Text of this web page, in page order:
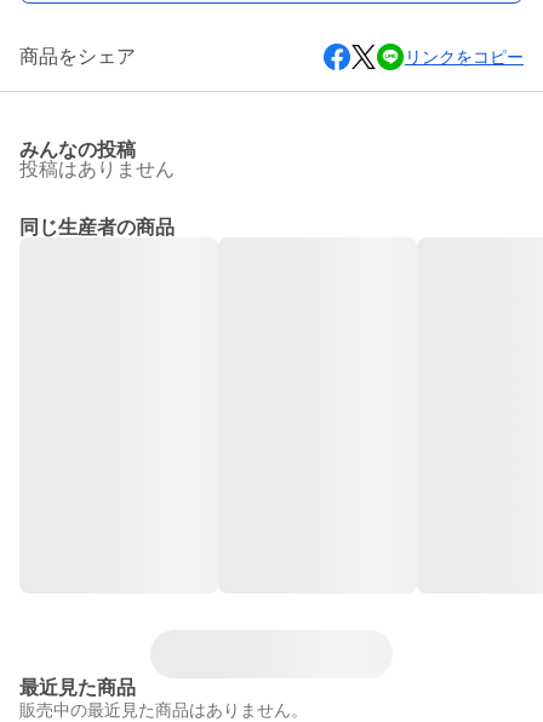
商品をシェア リンクをコピー
みんなの投稿
投稿はありません
同じ生産者の商品
最近見た商品
販売中の最近見た商品はありません。